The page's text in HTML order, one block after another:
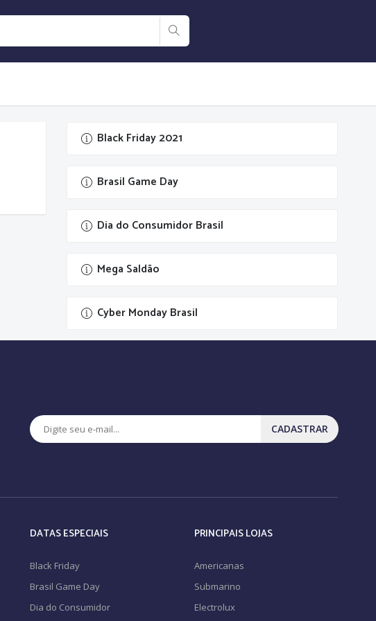
Black Friday 2021
Brasil Game Day
Dia do Consumidor Brasil
Mega Saldão
Cyber Monday Brasil
CADASTRAR
DATAS ESPECIAIS
Black Friday
Brasil Game Day
Dia do Consumidor
PRINCIPAIS LOJAS
Americanas
Submarino
Electrolux